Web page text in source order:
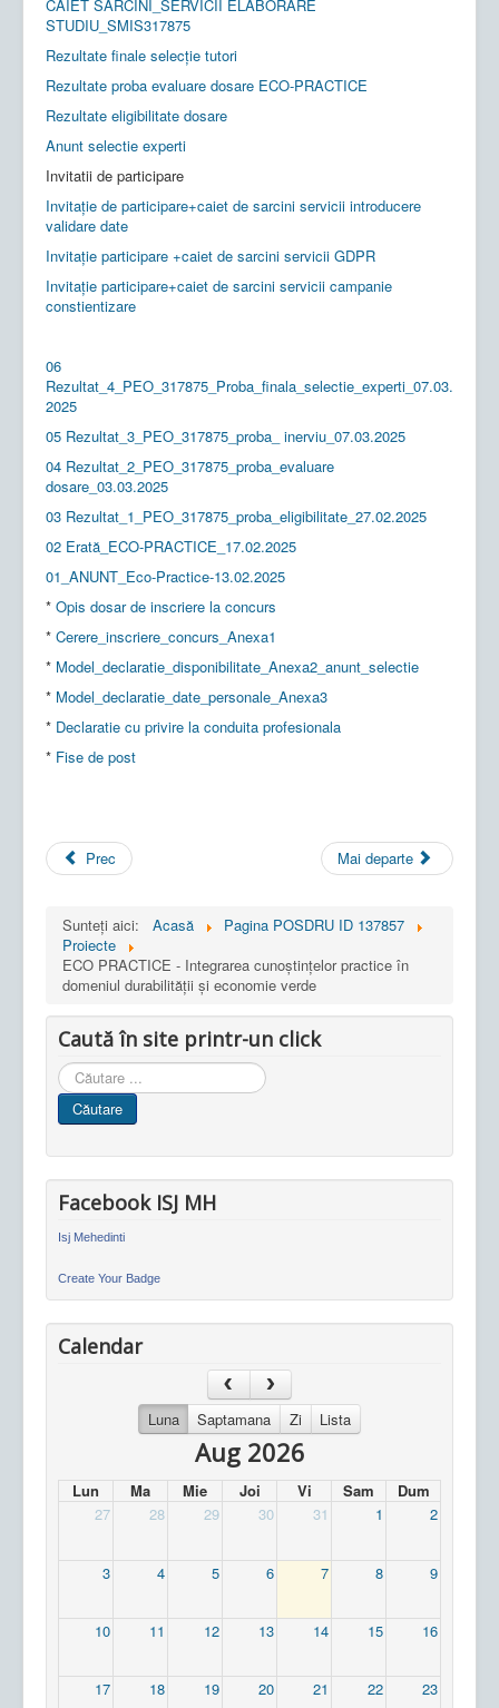
CAIET SARCINI_SERVICII ELABORARE
STUDIU_SMIS317875
Rezultate finale selecție tutori
Rezultate proba evaluare dosare ECO-PRACTICE
Rezultate eligibilitate dosare
Anunt selectie experti
Invitatii de participare
Invitație de participare+caiet de sarcini servicii introducere
validare date
Invitație participare +caiet de sarcini servicii GDPR
Invitație participare+caiet de sarcini servicii campanie
constientizare
06
Rezultat_4_PEO_317875_Proba_finala_selectie_experti_07.03.
2025
05 Rezultat_3_PEO_317875_proba_ inerviu_07.03.2025
04 Rezultat_2_PEO_317875_proba_evaluare
dosare_03.03.2025
03 Rezultat_1_PEO_317875_proba_eligibilitate_27.02.2025
02 Erată_ECO-PRACTICE_17.02.2025
01_ANUNT_Eco-Practice-13.02.2025
* Opis dosar de inscriere la concurs
* Cerere_inscriere_concurs_Anexa1
* Model_declaratie_disponibilitate_Anexa2_anunt_selectie
* Model_declaratie_date_personale_Anexa3
* Declaratie cu privire la conduita profesionala
* Fise de post
Prec Mai departe
Sunteți aici: Acasă
Pagina POSDRU ID 137857
Proiecte
ECO PRACTICE - Integrarea cunoștințelor practice în
domeniul durabilității și economie verde
Caută în site printr-un click
Cauta
in
site
Căutare
Facebook ISJ MH
Isj Mehedinti
Create Your Badge
Calendar
Luna Saptamana Zi Lista
Aug 2026
Lun Ma Mie Joi Vi Sam
Dum
27
28 29 30 31 1 2
3 4 5 6 7 8 9
10 11 12 13 14 15 16
17 18 19 20 21 22 23